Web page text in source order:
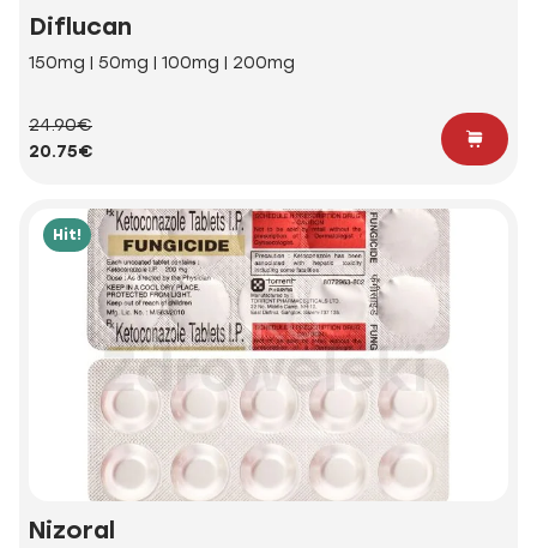
Diflucan
150mg | 50mg | 100mg | 200mg
24.90€
20.75€
Hit!
Nizoral